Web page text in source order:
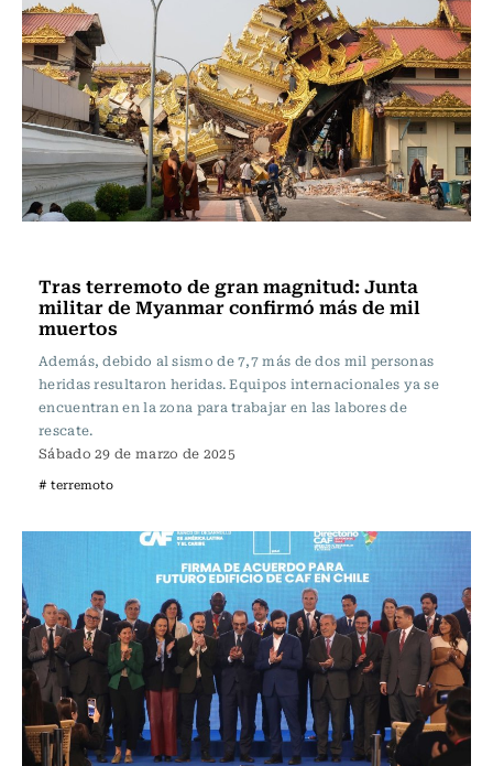
Tras terremoto de gran magnitud: Junta
militar de Myanmar confirmó más de mil
muertos
Además, debido al sismo de 7,7 más de dos mil personas
heridas resultaron heridas. Equipos internacionales ya se
encuentran en la zona para trabajar en las labores de
rescate.
Sábado 29 de marzo de 2025
# terremoto